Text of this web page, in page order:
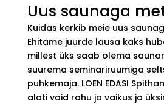
Uus saunaga
Kuidas kerkib meie uus
Ehitame juurde lausa kaks
millest üks saab olema
suurema seminariruumiga
puhkemaja. LOEN EDASI
alati vaid rahu ja vaikus ja